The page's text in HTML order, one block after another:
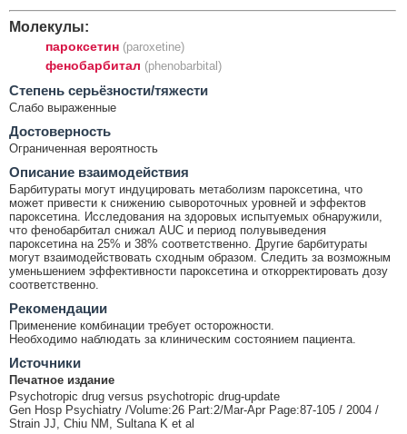
Молекулы:
пароксетин (paroxetine)
фенобарбитал (phenobarbital)
Cтепень серьёзности/тяжести
Слабо выраженные
Достоверность
Ограниченная вероятность
Описание взаимодействия
Барбитураты могут индуцировать метаболизм пароксетина, что
может привести к снижению сывороточных уровней и эффектов
пароксетина. Исследования на здоровых испытуемых обнаружили,
что фенобарбитал снижал AUC и период полувыведения
пароксетина на 25% и 38% соответственно. Другие барбитураты
могут взаимодействовать сходным образом. Следить за возможным
уменьшением эффективности пароксетина и откорректировать дозу
соответственно.
Рекомендации
Применение комбинации требует осторожности.
Необходимо наблюдать за клиническим состоянием пациента.
Источники
Печатное издание
Psychotropic drug versus psychotropic drug-update
Gen Hosp Psychiatry /Volume:26 Part:2/Mar-Apr Page:87-105 / 2004 /
Strain JJ, Chiu NM, Sultana K et al